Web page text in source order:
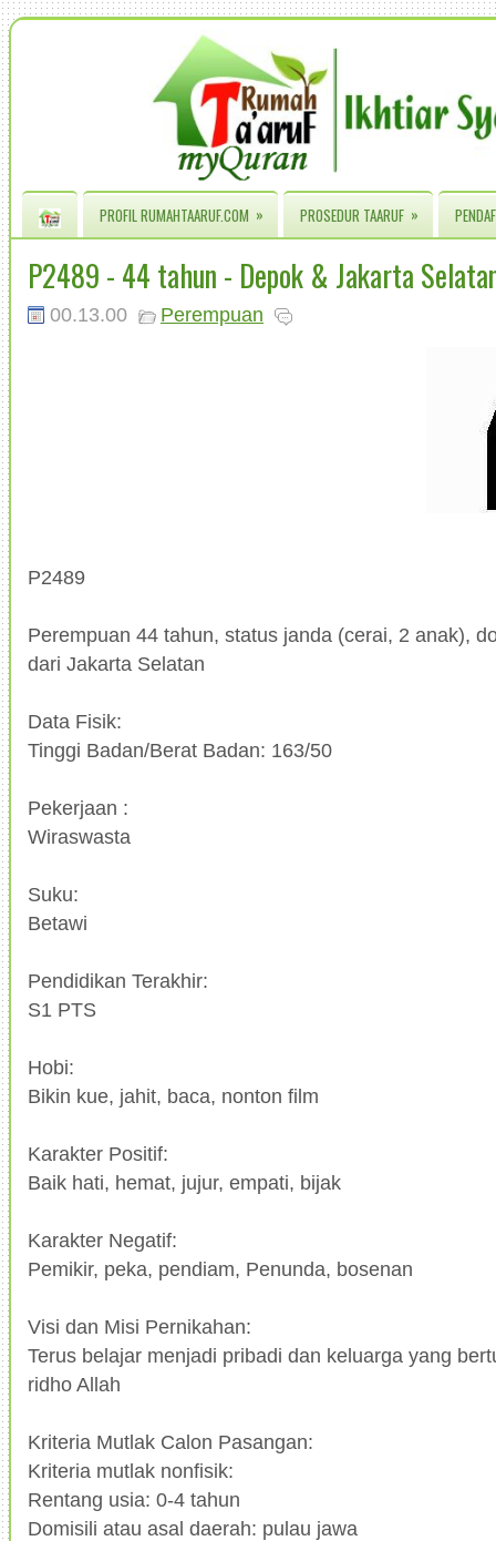
PROFIL RUMAHTAARUF.COM » PROSEDUR TAARUF »
P2489 - 44 tahun - Depok & Jakarta
00.13.00 Perempuan
P2489
Perempuan 44 tahun, status janda (cerai, 2 anak),
dari Jakarta Selatan
Data Fisik:
Tinggi Badan/Berat Badan: 163/50
Pekerjaan :
Wiraswasta
Suku:
Betawi
Pendidikan Terakhir:
S1 PTS
Hobi:
Bikin kue, jahit, baca, nonton film
Karakter Positif:
Baik hati, hemat, jujur, empati, bijak
Karakter Negatif:
Pemikir, peka, pendiam, Penunda, bosenan
Visi dan Misi Pernikahan:
Terus belajar menjadi pribadi dan keluarga yang
ridho Allah
Kriteria Mutlak Calon Pasangan:
Kriteria mutlak nonfisik:
Rentang usia: 0-4 tahun
Domisili atau asal daerah: pulau jawa